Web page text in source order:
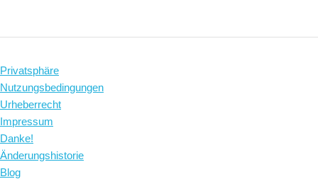
Privatsphäre
Nutzungsbedingungen
Urheberrecht
Impressum
Danke!
Änderungshistorie
Blog